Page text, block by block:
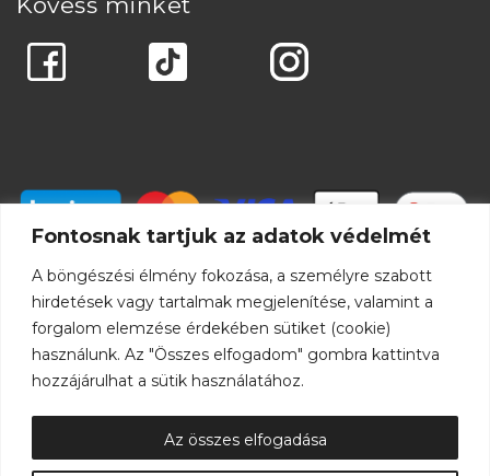
Fontosnak tartjuk az adatok védelmét
A böngészési élmény fokozása, a személyre szabott
hirdetések vagy tartalmak megjelenítése, valamint a
forgalom elemzése érdekében sütiket (cookie)
használunk. Az "Összes elfogadom" gombra kattintva
hozzájárulhat a sütik használatához.
Az összes elfogadása